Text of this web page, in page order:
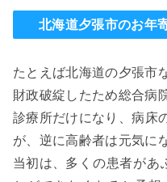
北海道夕張市のお年
たとえば北海道の夕張市
財政破綻したため総合病
診療所だけになり、 病床
が、逆に高齢者は元気に
当初は、 多くの患者があ